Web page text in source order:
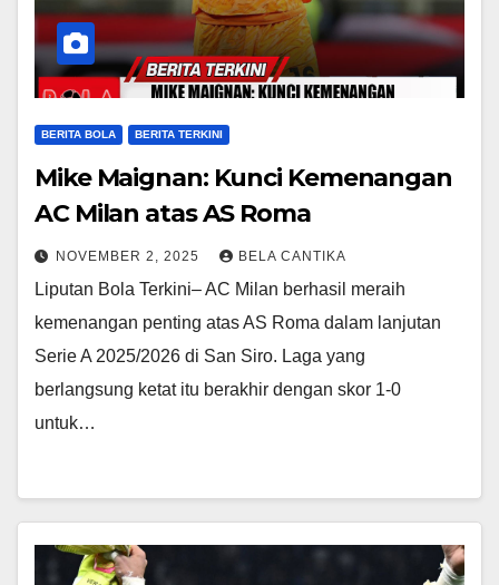
BERITA BOLA BERITA TERKINI
Mike Maignan: Kunci Kemenangan
AC Milan atas AS Roma
NOVEMBER 2, 2025 BELA CANTIKA
Liputan Bola Terkini– AC Milan berhasil meraih
kemenangan penting atas AS Roma dalam lanjutan
Serie A 2025/2026 di San Siro. Laga yang
berlangsung ketat itu berakhir dengan skor 1-0
untuk…